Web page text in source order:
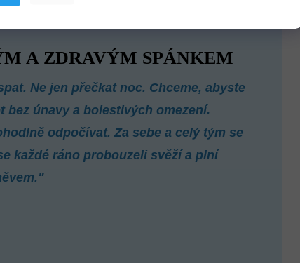
A ZDRAVÝM SPÁNKEM
Ne jen přečkat noc. Chceme, abyste
únavy a bolestivých omezení.
odpočívat. Za sebe a celý tým se
každé ráno probouzeli svěží a plní